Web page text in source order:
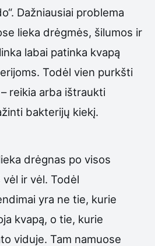
Dažniausiai problema
lieka drėgmės, šilumos ir
labai patinka kvapą
Todėl vien purkšti
reikia arba ištraukti
bakterijų kiekį.
drėgnas po visos
ir vėl. Todėl
yra ne tie, kurie
kvapą, o tie, kurie
viduje. Tam namuose